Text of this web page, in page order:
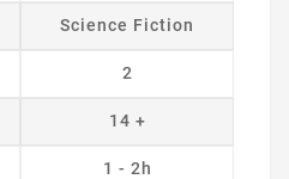
Science Fiction
2
14 +
1 - 2h